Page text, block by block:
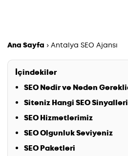
Ana Sayfa › Antalya SEO Ajansı
İçindekiler
SEO Nedir ve Neden
Siteniz Hangi SEO
SEO Hizmetlerimiz
SEO Olgunluk Seviyeniz
SEO Paketleri